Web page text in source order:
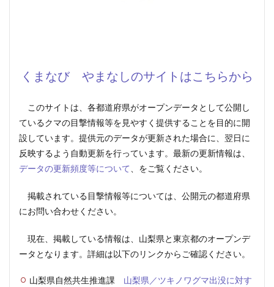
くまなび やまなしのサイトはこちらから
このサイトは、各都道府県がオープンデータとして公開し
ているクマの目撃情報等を見やすく提供することを目的に開
設しています。提供元のデータが更新された場合に、翌日に
反映するよう自動更新を行っています。最新の更新情報は、
データの更新頻度等について
、をご覧ください。
掲載されている目撃情報等については、公開元の都道府県
にお問い合わせください。
現在、掲載している情報は、山梨県と東京都のオープンデ
ータとなります。詳細は以下のリンクからご確認ください。
山梨県自然共生推進課 山梨県／ツキノワグマ出没に対す